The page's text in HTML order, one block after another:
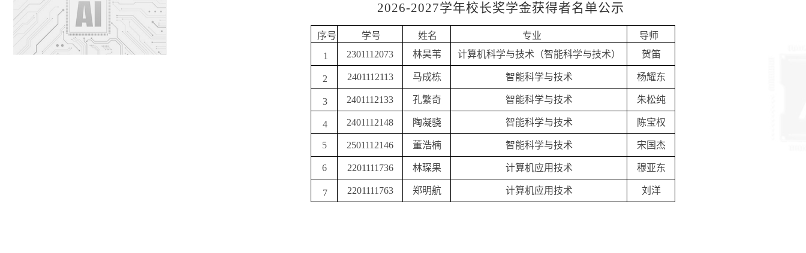
2026-2027学年校长奖学金获得者名单公示
序号 学号 姓名 专业 导师
1
2301112073 林昊苇 计算机科学与技术（智能科学与技术） 贺笛
2 2401112113 马成栋 智能科学与技术 杨耀东
3 2401112133 孔繁奇 智能科学与技术 朱松纯
4 2401112148 陶凝骁 智能科学与技术 陈宝权
5 2501112146 董浩楠 智能科学与技术 宋国杰
6 2201111736 林琛果 计算机应用技术 穆亚东
7 2201111763 郑明航 计算机应用技术 刘洋